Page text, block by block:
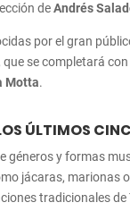
deAndrés
por el gran
, que se completará
Motta.
ÚLTIMOS
géneros y formas
jácaras, marionas
tradicionales de